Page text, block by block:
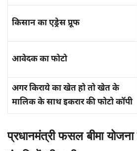
किसान का एड्रेस प्रूफ
आवेदक का फोटो
अगर किराये का खेत हो तो खेत के
मालिक के साथ इकरार की फोटो कॉपी
प्रधानमंत्री फसल बीमा